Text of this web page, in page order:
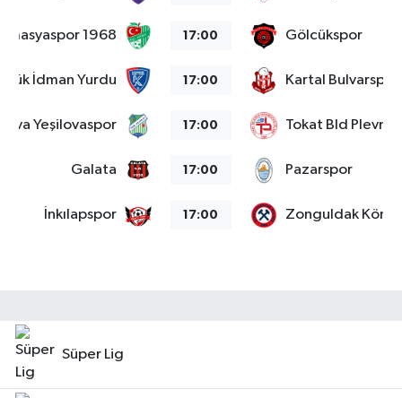
1968 17:00 Gölcükspor
İdman Yurdu 17:00 Kartal Bulvarspor
Yeşilovaspor 17:00 Tokat Bld
Galata 17:00 Pazarspor
İnkılapspor 17:00 Zonguldak
Süper Lig